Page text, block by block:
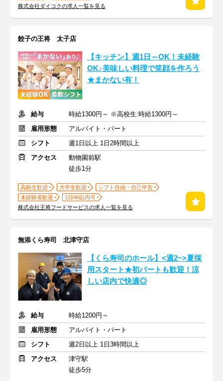
株式会社ダイコクの求人一覧を見る
餃子の王将 太子店
【キッチン】週1日～OK！未経験
OK♪美味しい料理で笑顔を作ろう
★まかない有！
給与
時給1300円～ ※高校生:時給1300円～
雇用形態
アルバイト・パート
シフト
週1日以上 1日2時間以上
アクセス
動物園前駅
徒歩1分
高校生歓迎 大学生歓迎
シフト自由・自己申告
未経験者歓迎
1日4h以内可
株式会社王将フードサービスの求人一覧を見る
無添くら寿司 北津守店
【くら寿司のホール】<週2~>夏採
用スタート★初パートも歓迎！涼
しい店内で快適◎
給与
時給1200円～
雇用形態
アルバイト・パート
シフト
週2日以上 1日3時間以上
アクセス
津守駅
徒歩5分